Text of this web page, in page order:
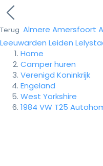
Terug Almere Amersfoort
Leeuwarden Leiden
Home
Camper huren
Verenigd Koninkrijk
Engeland
West Yorkshire
1984 VW T25